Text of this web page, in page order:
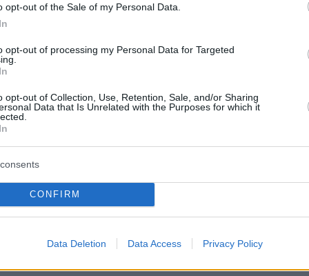
opt-out of the Sale of my Personal Data.
opt-out of processing my Personal Data for Targeted
opt-out of Collection, Use, Retention, Sale, and/or Sharing
Data that Is Unrelated with the Purposes for which it
CONFIRM
Data Deletion Data Access Privacy Policy
κέρδισε τις εκλογές τασσόμενος υπέρ
: το Λονδίνο δεν θα επιστρέψει στην
την τελωνειακή ένωση, ούτε θα επιτρέψει την
θέλει να γίνει ένα
κορυφής του Ιουλίου, σε τομείς όπως
θέλει επίσης να συνεργαστεί στενότερα με
όπως είναι οι δασμοί στον χάλυβα, η
οι προδιαγραφές των τροφίμων.